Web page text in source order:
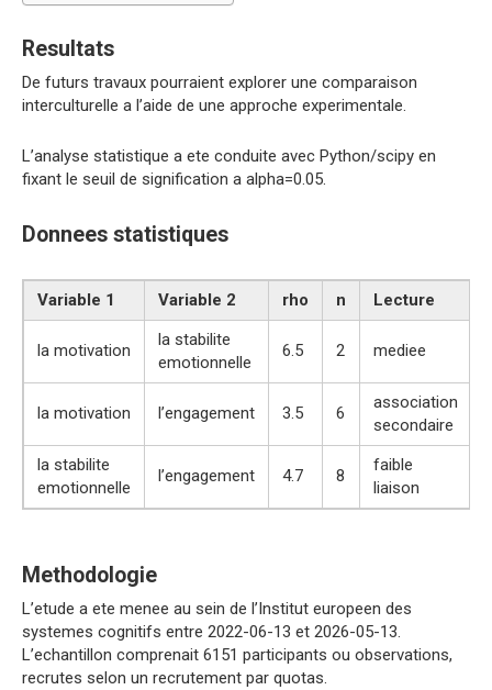
Resultats
De futurs travaux pourraient explorer une comparaison
interculturelle a l’aide de une approche experimentale.
L’analyse statistique a ete conduite avec Python/scipy en
fixant le seuil de signification a alpha=0.05.
Donnees statistiques
Variable 1 Variable 2 rho n Lecture
la motivation
la stabilite
emotionnelle
6.5 2 mediee
la motivation l’engagement 3.5 6
association
secondaire
la stabilite
emotionnelle
l’engagement 4.7 8
faible
liaison
Methodologie
L’etude a ete menee au sein de l’Institut europeen des
systemes cognitifs entre 2022-06-13 et 2026-05-13.
L’echantillon comprenait 6151 participants ou observations,
recrutes selon un recrutement par quotas.